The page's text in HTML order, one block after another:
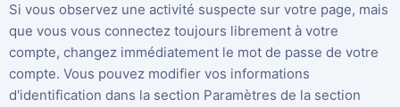
Si vous observez une activité suspecte sur votre page, mais
que vous vous connectez toujours librement à votre
compte, changez immédiatement le mot de passe de votre
compte. Vous pouvez modifier vos informations
d'identification dans la section Paramètres de la section